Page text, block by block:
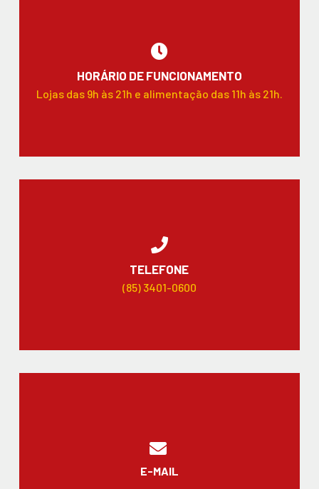
HORÁRIO DE FUNCIONAMENTO
Lojas das 9h às 21h e alimentação das 11h às 21h.
TELEFONE
(85) 3401-0600
E-MAIL